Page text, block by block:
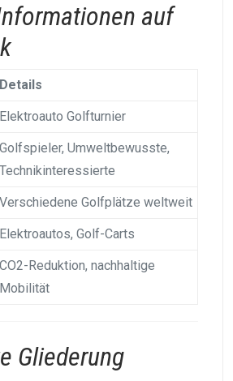
auf
Details
Elektroauto Golfturnier
Golfspieler, Umweltbewusste,
Technikinteressierte
Verschiedene Golfplätze weltweit
Elektroautos, Golf-Carts
CO2-Reduktion, nachhaltige
Mobilität
Gliederung